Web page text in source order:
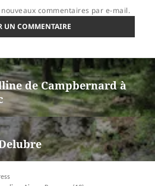
commentaires par e-mail.
de Campbernard à